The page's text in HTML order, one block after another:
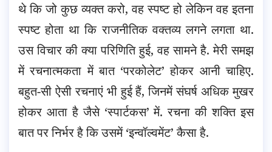
थे कि जो कुछ व्यक्त करो, वह स्पष्ट हो लेकिन वह इतना
स्पष्ट होता था कि राजनीतिक वक्तव्य लगने लगता था.
उस विचार की क्या परिणिति हुई, वह सामने है. मेरी समझ
में रचनात्मकता में बात ‘परकोलेट’ होकर आनी चाहिए.
बहुत-सी ऐसी रचनाएं भी हुई हैं, जिनमें संघर्ष अधिक मुखर
होकर आता है जैसे ‘स्पार्टकस’ में. रचना की शक्ति इस
बात पर निर्भर है कि उसमें ‘इन्वॉल्वमेंट’ कैसा है.